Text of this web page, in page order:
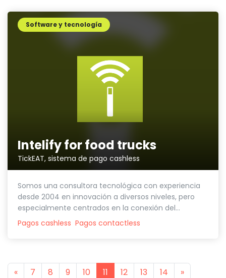
Intelify for food trucks
TickEAT, sistema de pago cashless
Software y tecnología
Somos una consultora tecnológica con experiencia
desde 2004 en innovación a diversos niveles, pero
especialmente centrados en la conexión del...
Pagos cashless Pagos contactless
«Previous
7 8 9 10 11 12 13 14 »Next